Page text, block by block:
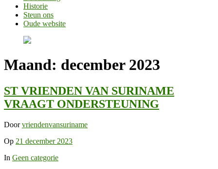
Historie
Steun ons
Oude website
Maand: december 2023
ST VRIENDEN VAN SURINAME
VRAAGT ONDERSTEUNING
Doorvriendenvansuriname
Op 21 december 2023
In Geen categorie